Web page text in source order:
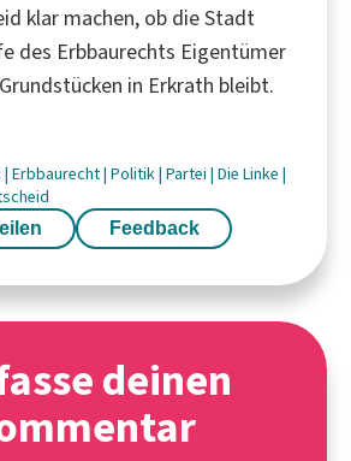
klar machen, ob die Stadt
des Erbbaurechts Eigentümer
in Erkrath bleibt.
| Erbbaurecht| Politik| Partei | Die Linke |
Feedback
deinen